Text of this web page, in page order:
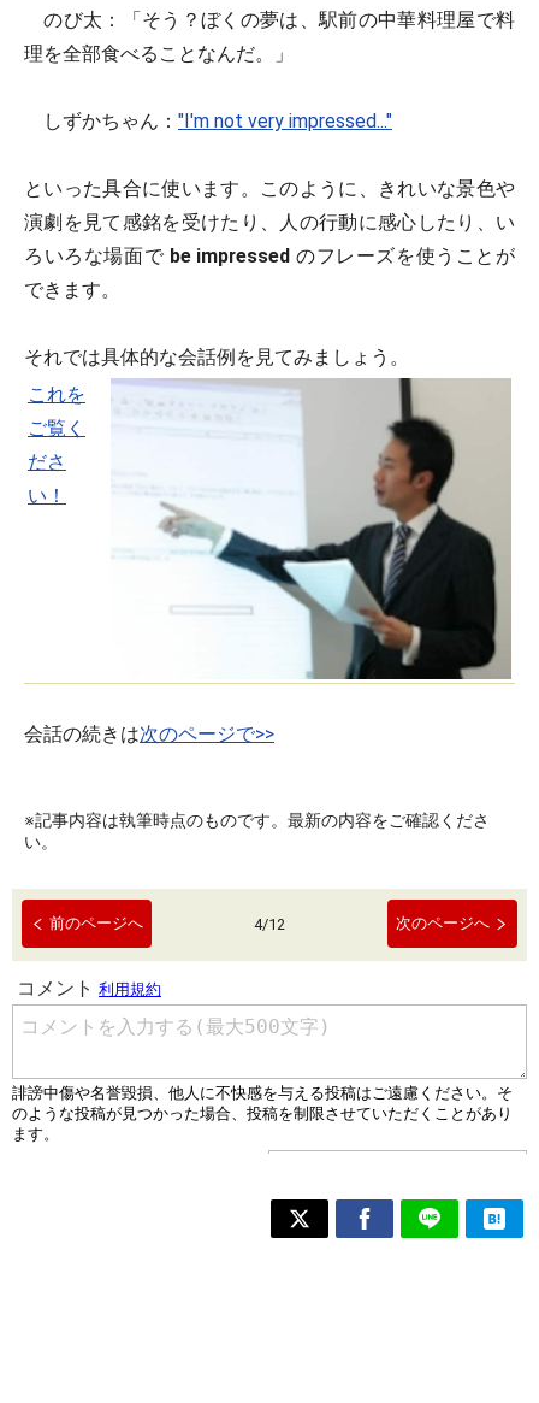
のび太：「そう？ぼくの夢は、駅前の中華料理屋で料
理を全部食べることなんだ。」
しずかちゃん： "I'm not very impressed..."
といった具合に使います。このように、きれいな景色や
演劇を見て感銘を受けたり、人の行動に感心したり、い
ろいろな場面で be impressed のフレーズを使うことが
できます。
それでは具体的な会話例を見てみましょう。
これを
ご覧く
ださ
い！
会話の続きは次のページで>>
※記事内容は執筆時点のものです。最新の内容をご確認くださ
い。
前のページへ 4/12 次のページへ